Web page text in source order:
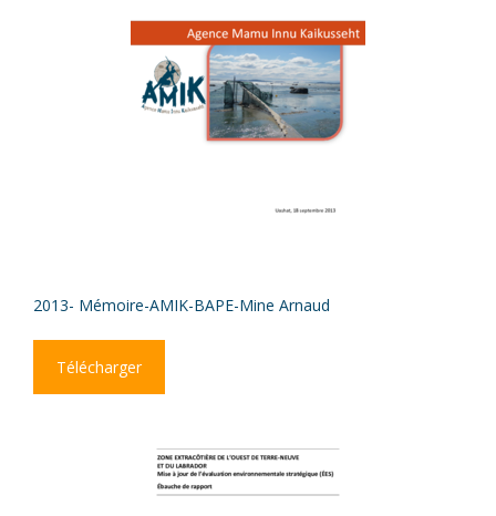
2013- Mémoire-AMIK-BAPE-Mine Arnaud
Télécharger